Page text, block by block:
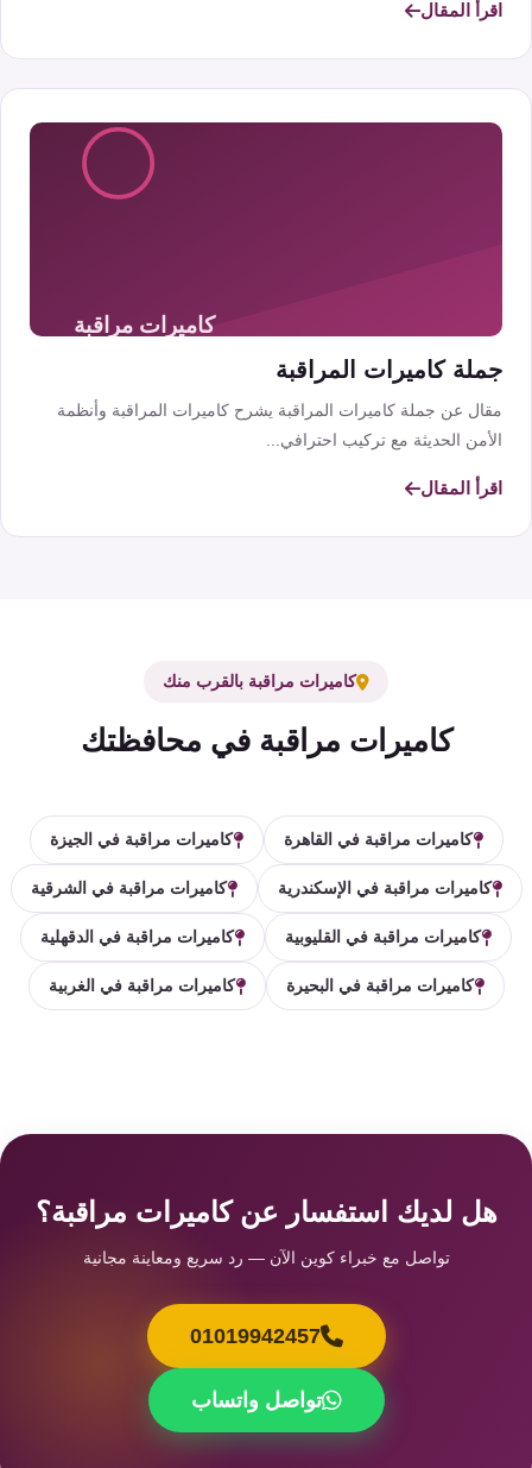
اقرأ المقال
جملة كاميرات المراقبة
مقال عن جملة كاميرات المراقبة يشرح كاميرات المراقبة وأنظمة
الأمن الحديثة مع تركيب احترافي...
اقرأ المقال
كاميرات مراقبة بالقرب منك
كاميرات مراقبة في محافظتك
كاميرات مراقبة في القاهرة كاميرات مراقبة في الجيزة
كاميرات مراقبة في الإسكندرية كاميرات مراقبة في الشرقية
كاميرات مراقبة في القليوبية كاميرات مراقبة في الدقهلية
كاميرات مراقبة في البحيرة كاميرات مراقبة في الغربية
هل لديك استفسار عن كاميرات مراقبة؟
تواصل مع خبراء كوين الآن — رد سريع ومعاينة مجانية
01019942457
تواصل واتساب